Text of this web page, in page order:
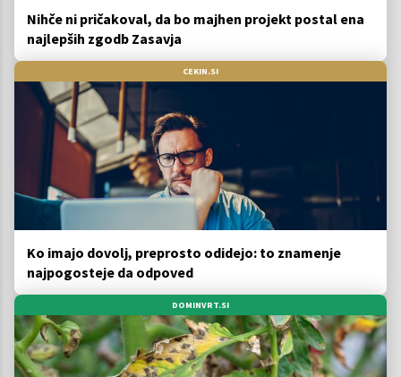
Nihče ni pričakoval, da bo majhen projekt postal ena
najlepših zgodb Zasavja
CEKIN.SI
Ko imajo dovolj, preprosto odidejo: to znamenje
najpogosteje da odpoved
DOMINVRT.SI